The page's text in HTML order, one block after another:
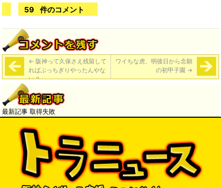
59 件のコメント
← 阪神って久保さえ残留して
ればぶっちぎりやったんやな
い？
ワイちな虎、明後日から念願
の初甲子園 →
最新記事 取得失敗